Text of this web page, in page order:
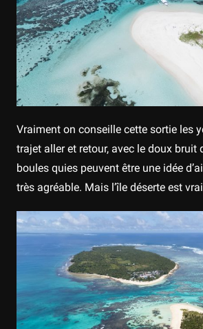
Vraiment on conseille cette sortie les
trajet aller et retour, avec le doux bruit
boules quies peuvent être une idée
très agréable. Mais l’île déserte est